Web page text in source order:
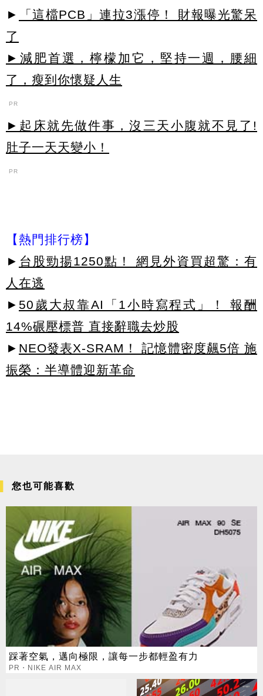
►
「這檔PCB」連拉3漲停！ 財報曝光驚呆
了
►減肥首選，檸檬加它，堅持一週，腰細
了，瘦到你懷疑人生
PR
►起床就先做件事，沒三天小腹就不見了!
肚子一天天變小！
PR
【熱門排行榜】
► 台股勁揚1250點！ 網見外資買超驚：有
人在逃
► 50歲大叔靠AI「1小時寫程式」！ 報酬
14%碾壓標普 直接辭職去炒股
► NEO發表X-SRAM！ 記憶體密度飆5倍 施
振榮：半導體迎新革命
您也可能喜歡
踩著空氣，邁向極限，讓每一步都輕盈有力
PR・NIKE AIR MAX